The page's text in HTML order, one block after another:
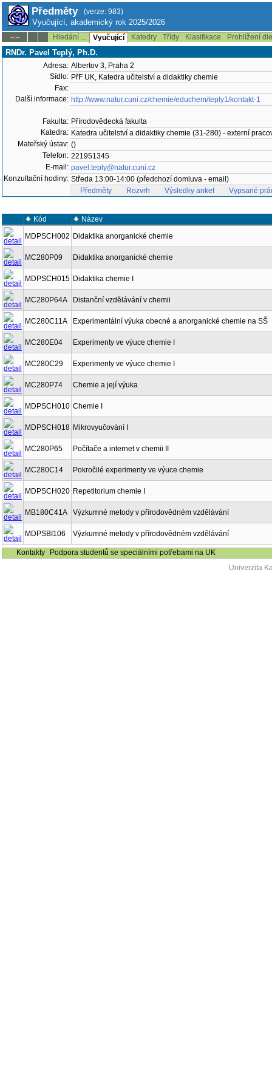
Předměty (verze: 983)
Vyučující, akademický rok 2025/2026
--:-- Hledání ... Vyučující Katedry Třídy Klasifikace Prohlížení
RNDr. Pavel Teplý, Ph.D.
Adresa: Albertov 3, Praha 2
Sídlo: PřF UK, Katedra učitelství a didaktiky chemie
Fax:
Další informace: http://www.natur.cuni.cz/chemie/educhem/teply1/kontakt-1
Fakulta: Přírodovědecká fakulta
Katedra: Katedra učitelství a didaktiky chemie (31-280) - externí
Mateřský ústav: ()
Telefon: 221951345
E-mail: pavel.teply@natur.cuni.cz
Konzultační hodiny: Středa 13:00-14:00 (předchozí domluva - email)
Předměty
Rozvrh Výsledky anket Vypsané
Kód
Název
MDPSCH002 Didaktika anorganické chemie
MC280P09 Didaktika anorganické chemie
MDPSCH015 Didaktika chemie I
MC280P64A Distanční vzdělávání v chemii
MC280C11A Experimentální výuka obecné a anorganické chemie na SŠ
MC280E04 Experimenty ve výuce chemie I
MC280C29 Experimenty ve výuce chemie I
MC280P74 Chemie a její výuka
MDPSCH010 Chemie I
MDPSCH018 Mikrovyučování I
MC280P65 Počítače a internet v chemii II
MC280C14 Pokročilé experimenty ve výuce chemie
MDPSCH020 Repetitorium chemie I
MB180C41A Výzkumné metody v přírodovědném vzdělávání
MDPSBI106 Výzkumné metody v přírodovědném vzdělávání
Kontakty
Podpora studentů se speciálními potřebami na UK
Univerzita